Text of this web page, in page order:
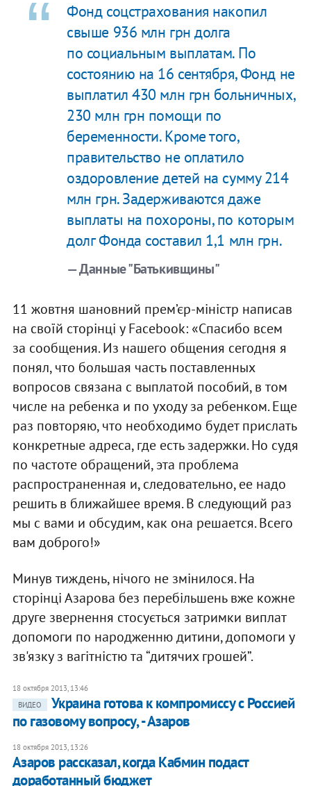
Фонд соцстрахования накопил
свыше 936 млн грн долга
по социальным выплатам. По
состоянию на 16 сентября, Фонд не
выплатил 430 млн грн больничных,
230 млн грн помощи по
беременности. Кроме того,
правительство не оплатило
оздоровление детей на сумму 214
млн грн. Задерживаются даже
выплаты на похороны, по которым
долг Фонда составил 1,1 млн грн.
— Данные "Батькивщины"
11 жовтня шановний прем’єр-міністр написав
на своїй сторінці у Facebook: «Спасибо всем
за сообщения. Из нашего общения сегодня я
понял, что большая часть поставленных
вопросов связана с выплатой пособий, в том
числе на ребенка и по уходу за ребенком. Еще
раз повторяю, что необходимо будет прислать
конкретные адреса, где есть задержки. Но судя
по частоте обращений, эта проблема
распространенная и, следовательно, ее надо
решить в ближайшее время. В следующий раз
мы с вами и обсудим, как она решается. Всего
вам доброго!»
Минув тиждень, нічого не змінилося. На
сторінці Азарова без перебільшень вже кожне
друге звернення стосується затримки виплат
допомоги по народженню дитини, допомоги у
зв'язку з вагітністю та “дитячих грошей”.
18 октября 2013, 13:46
ВИДЕО
​Украина готова к компромиссу с Россией
по газовому вопросу, - Азаров
18 октября 2013, 13:26
Азаров рассказал, когда Кабмин подаст
доработанный бюджет